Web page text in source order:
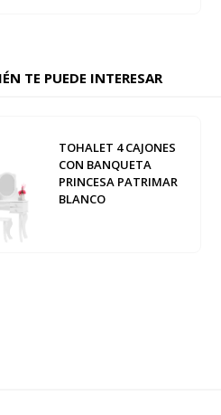
TE PUEDE INTERESAR
TOHALET 4 CAJONES
CON BANQUETA
PRINCESA PATRIMAR
BLANCO